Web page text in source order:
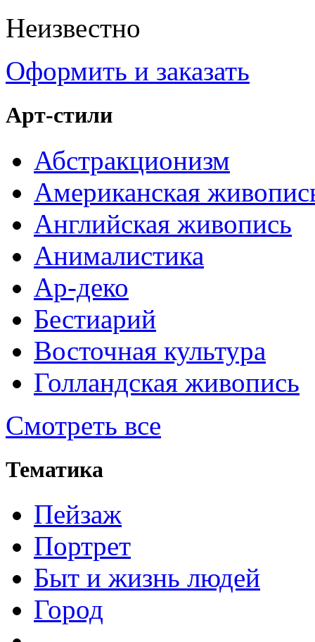
Неизвестно
Оформить и заказать
Арт-стили
Абстракционизм
Американская
Английская живопись
Анималистика
Ар-деко
Бестиарий
Восточная культура
Голландская живопись
Смотреть все
Тематика
Пейзаж
Портрет
Быт и жизнь людей
Город